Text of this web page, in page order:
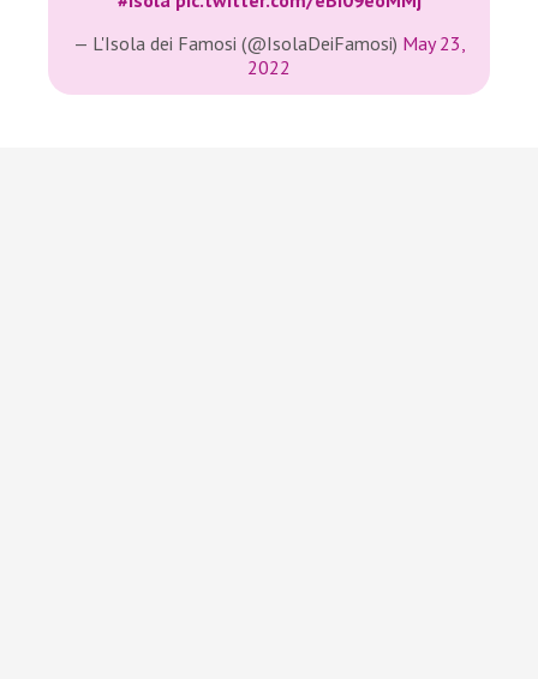
— L'Isola dei Famosi (@IsolaDeiFamosi) May 23,
2022